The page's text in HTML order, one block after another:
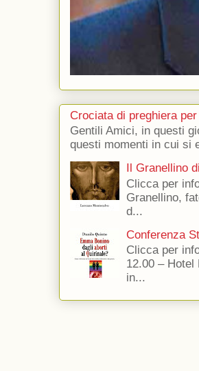
Crociata di preghiera
Gentili Amici, in questi
questi momenti in cui si
Il Granellino
Clicca per
Granellino,
d...
Conferenza
Clicca per
12.00 –
in...